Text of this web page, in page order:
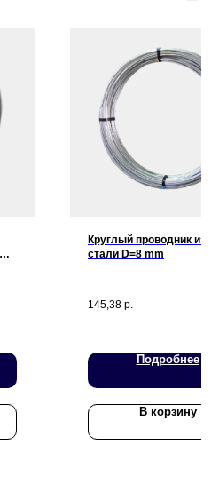
Круглый проводник из
стали D=8 mm
145,38 р.
Подробнее
В корзину